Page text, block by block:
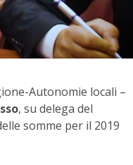
Autonomie locali –
, su delega del
somme per il 2019